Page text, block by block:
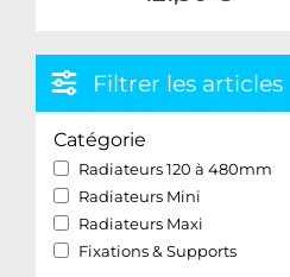
Filtrer les articles
Catégorie
Radiateurs 120 à 480mm
Radiateurs Mini
Radiateurs Maxi
Fixations & Supports